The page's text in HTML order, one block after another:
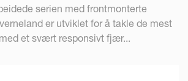
serien med frontmonterte
er utviklet for å takle de mest
et svært responsivt fjær...